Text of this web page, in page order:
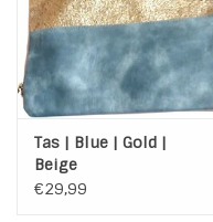
Tas | Blue | Gold |
Beige
€29,99